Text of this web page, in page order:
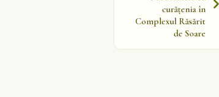
curățenia în
Complexul Răsărit
de Soare